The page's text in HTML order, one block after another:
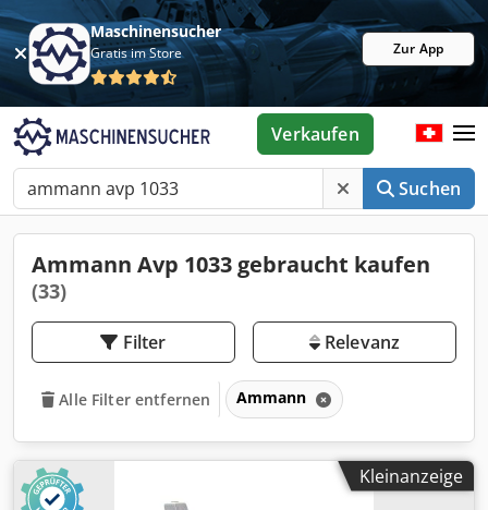
Maschinensucher
Gratis im Store Zur App
Suchen
Verkaufen
Ammann Avp 1033 gebraucht kaufen
(33)
Filter Relevanz
Alle Filter entfernen Ammann
Kleinanzeige